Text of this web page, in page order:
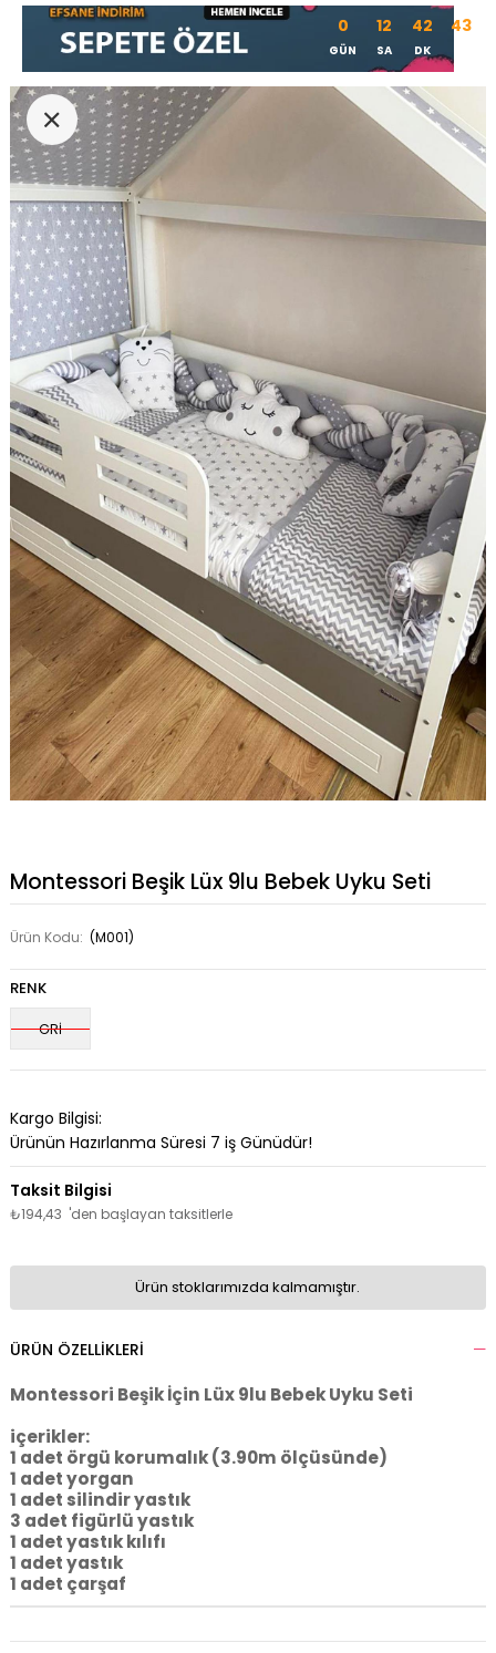
0
GÜN
12
SA
42
DK
42
Montessori Beşik Lüx 9lu Bebek Uyku Seti
Ürün Kodu: (M001)
RENK
GRİ
Kargo Bilgisi:
Ürünün Hazırlanma Süresi 7 iş Günüdür!
₺194,43 'den başlayan taksitlerle
Ürün stoklarımızda kalmamıştır.
ÜRÜN ÖZELLIKLERI
Montessori Beşik İçin Lüx 9lu Bebek Uyku Seti
içerikler:
1 adet örgü korumalık (3.90m ölçüsünde)
1 adet yorgan
1 adet silindir yastık
3 adet figürlü yastık
1 adet yastık kılıfı
1 adet yastık
1 adet çarşaf